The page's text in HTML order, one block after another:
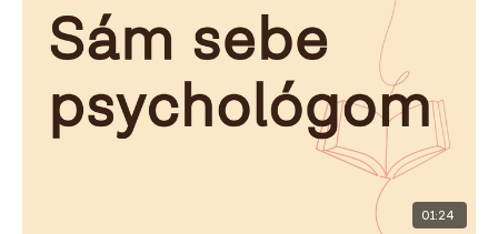
01:24